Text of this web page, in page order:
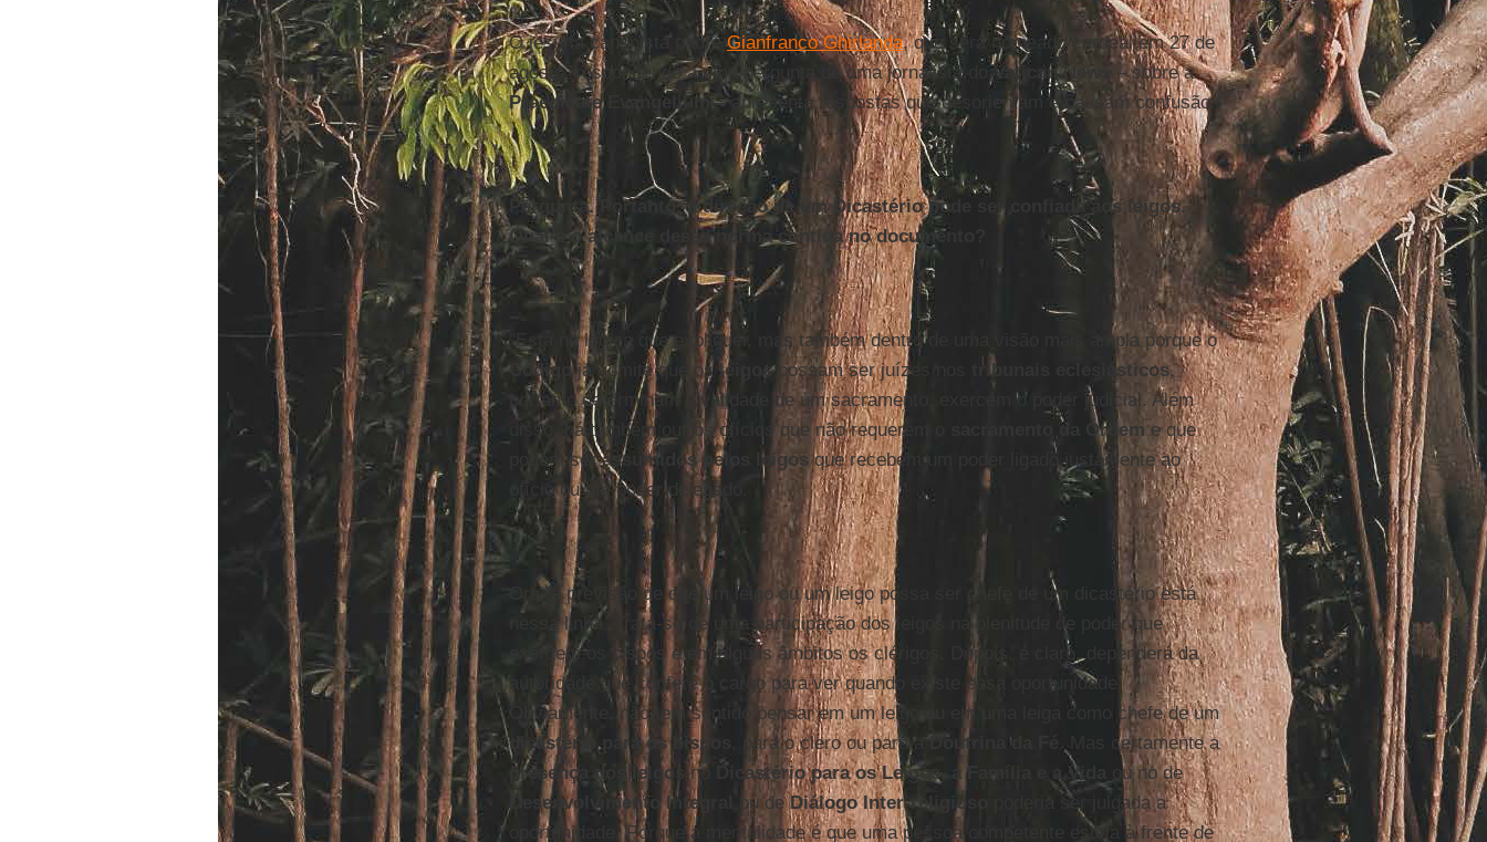
O jesuíta canonista padreGianfranco Ghirlanda, que será nomeado cardeal em 27 de
agosto, respondendo a uma pergunta de uma jornalista doVatican News
– sobre a
Praedicate Evangelium – apresenta respostas que desorientam e causam confusão.
Pergunta. Portanto, a direção de um Dicastério pode ser confiada aos leigos.
Qual é o alcance dessa norma contida no documento?
"Está na lógica que expliquei, mas também dentro de uma visão mais ampla porque o
Códigojá admite que osleigospossam ser juízes nos tribunais eclesiásticos,
portanto determinam a validade de um sacramento, exercem o poder judicial. Além
disso, há também outros ofícios que não requerem o
sacramento da Ordeme que
podem serassumidos pelos leigosque recebem um poder ligado justamente ao
ofício ou um poder delegado.
Ora, a previsão de que um leigo ou um leigo possa ser chefe de um dicastério está
nessa linha. Trata-se de uma participação dos leigos na plenitude de poder que
exercem os bispos e em alguns âmbitos os clérigos. Depois, é claro, dependerá da
autoridade que confere o cargo para ver quando existe essa oportunidade.
Obviamente, não tem sentido pensar em um leigo ou em uma leiga como chefe de um
dicastério para os bispos
, para o clero ou para a Doutrina da Fé
. Mas certamente a
presença dos leigos
no Dicastério para os Leigos, a Família e a Vida
ou no de
Desenvolvimento Integral
ou deDiálogo Inter-religioso
poderia ser julgada a
oportunidade. Porque a mentalidade é que uma pessoa competente esteja à frente de